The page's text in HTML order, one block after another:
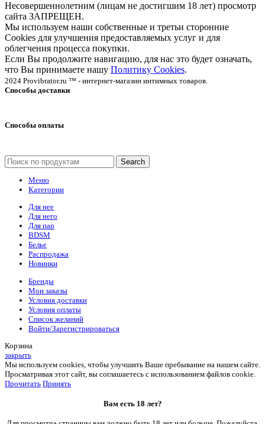
Несовершеннолетним (лицам не достигшим 18 лет) просмотр
сайта ЗАПРЕЩЕН.
Мы используем наши собственные и третьи сторонние
Cookies для улучшения предоставляемых услуг и для
облегчения процесса покупки.
Если Вы продолжите навигацию, для нас это будет означать,
что Вы принимаете нашу Политику Cookies.
2024 Provibrator.ru ™ - интернет-магазин интимных товаров.
Способы доставки
Способы оплаты
Search
Меню
Категории
Для нее
Для него
Для пар
BDSM
Белье
Распродажа
Новинки
Бренды
Мои заказы
Условия доставки
Условия оплаты
Список желаний
Войти/Зарегистрироваться
Корзина
закрыть
Мы используем cookies, чтобы улучшить Ваше пребывание на нашем сайте.
Просматривая этот сайт, вы соглашаетесь с использованием файлов cookie.
Прочитать Принять
Вам есть 18 лет?